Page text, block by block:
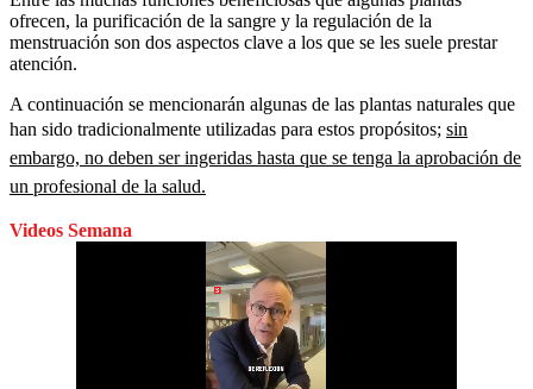
ofrecen, la purificación de la sangre y la regulación de la
menstruación son dos aspectos clave a los que se les suele prestar
atención.
A continuación se mencionarán algunas de las plantas naturales que
han sido tradicionalmente utilizadas para estos propósitos; sin
embargo, no deben ser ingeridas hasta que se tenga la aprobación de
un profesional de la salud.
Videos Semana